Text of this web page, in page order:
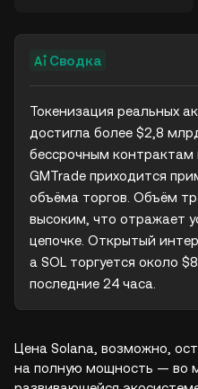
Сводка
Токенизация реальных
достигла более $2,8
бессрочным контрактам
GMTrade приходится
объёма торгов. Объём
высоким, что отражает
цепочке. Открытый
а SOL торгуется около
последние 24 часа.
Цена Solana, возможно,
на полную мощность — во